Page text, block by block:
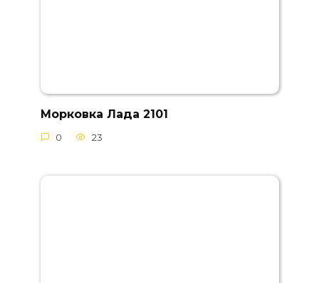
Морковка Лада 2101
0 23